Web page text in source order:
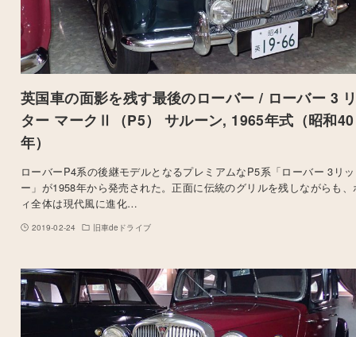
英国車の面影を残す最後のローバー / ローバー 3
ター マークⅡ（P5） サルーン, 1965年式（昭和40
年）
ローバーP4系の後継モデルとなるプレミアムなP5系「ローバー 3リ
ー」が1958年から発売された。正面に伝統のグリルを残しながらも、
ィ全体は現代風に進化…
2019-02-24 旧車deドライブ